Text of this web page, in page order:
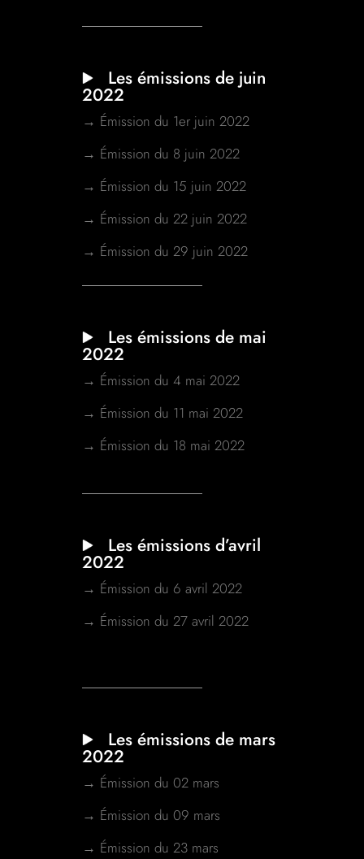
Les émissions de juin
2022
→ Émission du 1er juin 2022
→ Émission du 8 juin 2022
→ Émission du 15 juin 2022
→ Émission du 22 juin 2022
→ Émission du 29 juin 2022
Les émissions de mai
2022
→ Émission du 4 mai 2022
→ Émission du 11 mai 2022
→ Émission du 18 mai 2022
Les émissions d’avril
2022
→ Émission du 6 avril 2022
→ Émission du 27 avril 2022
Les émissions de mars
2022
→ Émission du 02 mars
→ Émission du 09 mars
→ Émission du 23 mars